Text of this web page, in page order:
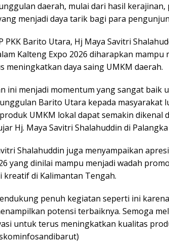
daerah, mulai dari hasil
menjadi daya tarik bagi para
PKK Barito Utara, Hj Maya Savitri
Kalteng Expo 2026 diharapkan
meningkatkan daya saing UMKM daerah.
ini menjadi momentum yang sangat baik
Barito Utara kepada masyarakat
UMKM lokal dapat semakin dikenal
Hj. Maya Savitri Shalahuddin di
Shalahuddin juga menyampaikan
yang dinilai mampu menjadi wadah
kreatif di Kalimantan Tengah.
penuh kegiatan seperti ini
potensi terbaiknya. Semoga
untuk terus meningkatkan kualitas